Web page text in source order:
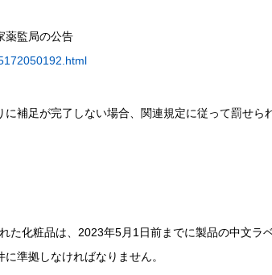
薬監局の公告
補足が完了しない場合、関連規定に従って罰せら
た化粧品は、2023年5月1日前までに製品の中文ラ
準拠しなければなりません。